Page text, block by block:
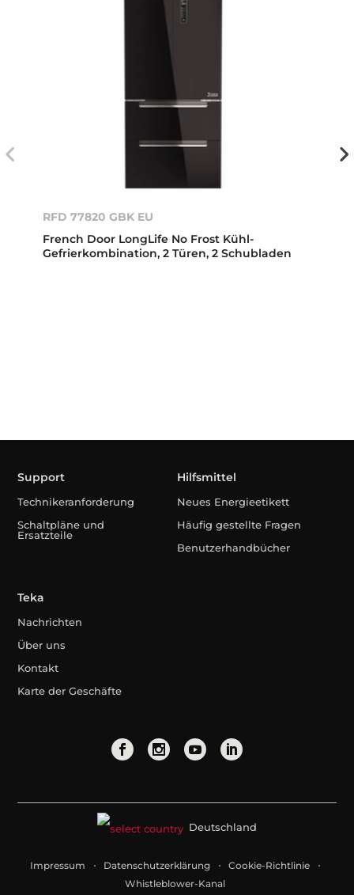
RFD 77820 GBK EU
French Door LongLife No Frost Kühl-
Gefrierkombination, 2 Türen, 2 Schubladen
Support
Technikeranforderung
Schaltpläne und
Ersatzteile
Hilfsmittel
Neues Energieetikett
Häufig gestellte Fragen
Benutzerhandbücher
Teka
Nachrichten
Über uns
Kontakt
Karte der Geschäfte
Deutschland
Impressum Datenschutzerklärung
Cookie-Richtlinie
Whistleblower-Kanal